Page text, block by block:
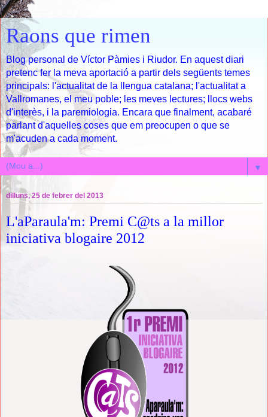
Raons que rimen
Blog personal de Víctor Pàmies i Riudor. En aquest diari
pretenc fer la meva aportació a partir dels següents temes
principals: l'actualitat de la llengua catalana; l'actualitat a
Vallromanes, el meu poble; les meves lectures; llocs webs
d'interès, i la paremiologia. Encara que finalment, acabaré
parlant d'aquelles coses que em preocupen o que se
m'acuden a cada moment.
▼
dilluns, 25 de febrer del 2013
L'aParaula'm: Premi C@ts a la millor
iniciativa blogaire 2012